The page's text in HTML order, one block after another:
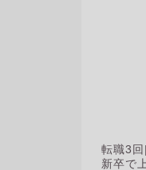
転職3回|
新卒で